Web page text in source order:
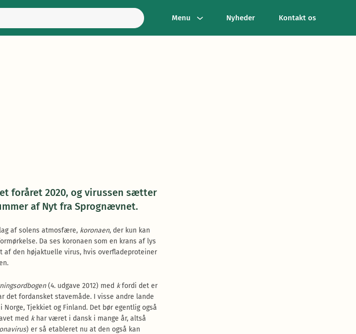
Menu Nyheder Kontakt os
foråret 2020, og virussen sætter
af Nyt fra Sprognævnet.
af solens atmosfære, koronaen, der kun kan
Da ses koronaen som en krans af lys
af den højaktuelle virus, hvis overfladeproteiner
(4. udgave 2012) med kfordi det er
det fordansket stavemåde. I visse andre lande
Norge, Tjekkiet og Finland. Det bør egentlig også
med khar været i dansk i mange år, altså
) er så etableret nu at den også kan